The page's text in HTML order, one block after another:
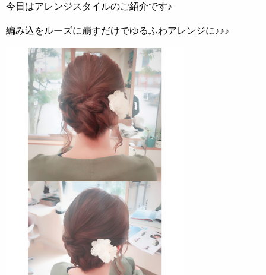
今日はアレンジスタイルのご紹介です♪
編み込をルーズに崩すだけでゆるふわアレンジに♪♪♪